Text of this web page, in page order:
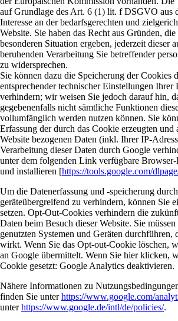
auf Grundlage des Art. 6 (1) lit. f DSGVO aus
Interesse an der bedarfsgerechten und
Website. Sie haben das Recht aus Gründen,
besonderen Situation ergeben, jederzeit
beruhenden Verarbeitung Sie betreffender
zu widersprechen.
Sie können dazu die Speicherung der Cookies
entsprechender technischer Einstellungen
verhindern; wir weisen Sie jedoch darauf hin,
gegebenenfalls nicht sämtliche Funktionen
vollumfänglich werden nutzen können. Sie
Erfassung der durch das Cookie erzeugten
Website bezogenen Daten (inkl. Ihrer IP-
Verarbeitung dieser Daten durch Google
unter dem folgenden Link verfügbare
und installieren [https://tools.google.com/
Um die Datenerfassung und -speicherung
geräteübergreifend zu verhindern, können Sie
setzen. Opt-Out-Cookies verhindern die
Daten beim Besuch dieser Website. Sie
genutzten Systemen und Geräten durchführen,
wirkt. Wenn Sie das Opt-out-Cookie löschen,
an Google übermittelt. Wenn Sie hier klicken,
Cookie gesetzt: Google Analytics deaktivieren.
Nähere Informationen zu
finden Sie unterhttps://www.google.com/
unterhttps://www.google.de/intl/de/policies/.